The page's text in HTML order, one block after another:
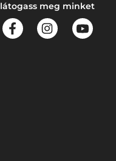
látogass meg minket